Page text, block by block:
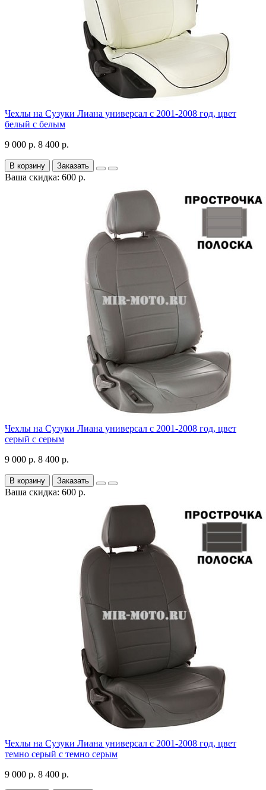
Чехлы на Сузуки Лиана универсал с 2001-2008 год, цвет
белый с белым
9 000 р. 8 400 р.
В корзину Заказать
Ваша скидка: 600 р.
Чехлы на Сузуки Лиана универсал с 2001-2008 год, цвет
серый с серым
9 000 р. 8 400 р.
В корзину Заказать
Ваша скидка: 600 р.
Чехлы на Сузуки Лиана универсал с 2001-2008 год, цвет
темно серый с темно серым
9 000 р. 8 400 р.